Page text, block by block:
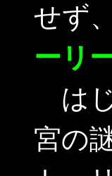
せず
ーリ
は
宮の